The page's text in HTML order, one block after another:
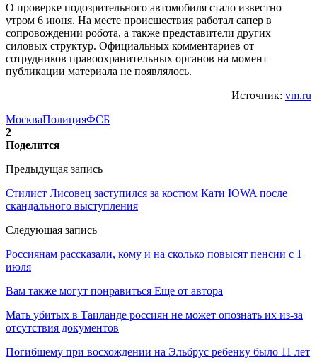
О проверке подозрительного автомобиля стало известно
утром 6 июня. На месте происшествия работал сапер в
сопровождении робота, а также представители других
силовых структур. Официальных комментариев от
сотрудников правоохранительных органов на момент
публикации материала не появлялось.
Источник: vm.ru
МоскваПолицияФСБ
2
Поделится
Предыдущая запись
Стилист Лисовец заступился за костюм Кати IOWA после
скандального выступления
Следующая запись
Россиянам рассказали, кому и на сколько повысят пенсии с 1
июля
Вам также могут понравиться Еще от автора
Мать убитых в Таиланде россиян не может опознать их из-за
отсутствия документов
Погибшему при восхождении на Эльбрус ребенку было 11 лет